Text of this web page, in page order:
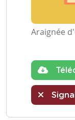
Araignée